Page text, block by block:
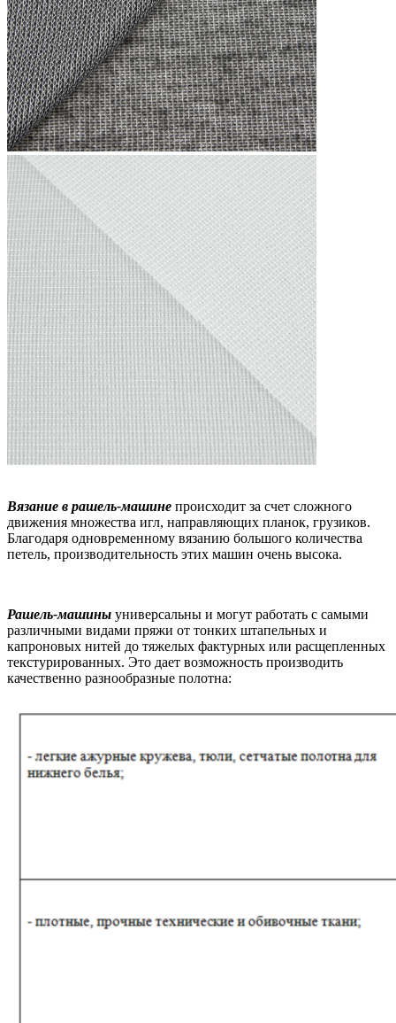
Вязание в рашель-машине происходит за счет сложного
движения множества игл, направляющих планок, грузиков.
Благодаря одновременному вязанию большого количества
петель, производительность этих машин очень высока.
Рашель-машины универсальны и могут работать с самыми
различными видами пряжи от тонких штапельных и
капроновых нитей до тяжелых фактурных или расщепленных
текстурированных. Это дает возможность производить
качественно разнообразные полотна: